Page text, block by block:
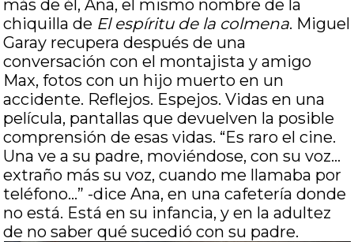
más de él, Ana, el mismo nombre de la
chiquilla de El espíritu de la colmena. Miguel
Garay recupera después de una
conversación con el montajista y amigo
Max, fotos con un hijo muerto en un
accidente. Reflejos. Espejos. Vidas en una
película, pantallas que devuelven la posible
comprensión de esas vidas. “Es raro el cine.
Una ve a su padre, moviéndose, con su voz…
extraño más su voz, cuando me llamaba por
teléfono…” -dice Ana, en una cafetería donde
no está. Está en su infancia, y en la adultez
de no saber qué sucedió con su padre.